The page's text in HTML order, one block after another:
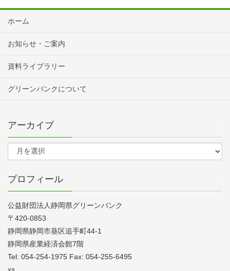
ホーム
お知らせ・ご案内
資料ライブラリー
グリーンバンクについて
アーカイブ
プロフィール
公益財団法人静岡県グリーンバンク
〒420-0853
静岡県静岡市葵区追手町44-1
静岡県産業経済会館7階
Tel: 054-254-1975 Fax: 054-255-6495
xs